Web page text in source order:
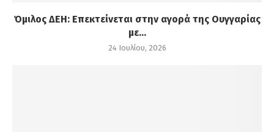
Όμιλος ΔΕΗ: Επεκτείνεται στην αγορά της Ουγγαρίας
με...
24 Ιουλίου, 2026